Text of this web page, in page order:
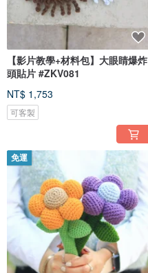
【影片教學+材料包】大眼睛爆炸
頭貼片 #ZKV081
NT$ 1,753
可客製
免運